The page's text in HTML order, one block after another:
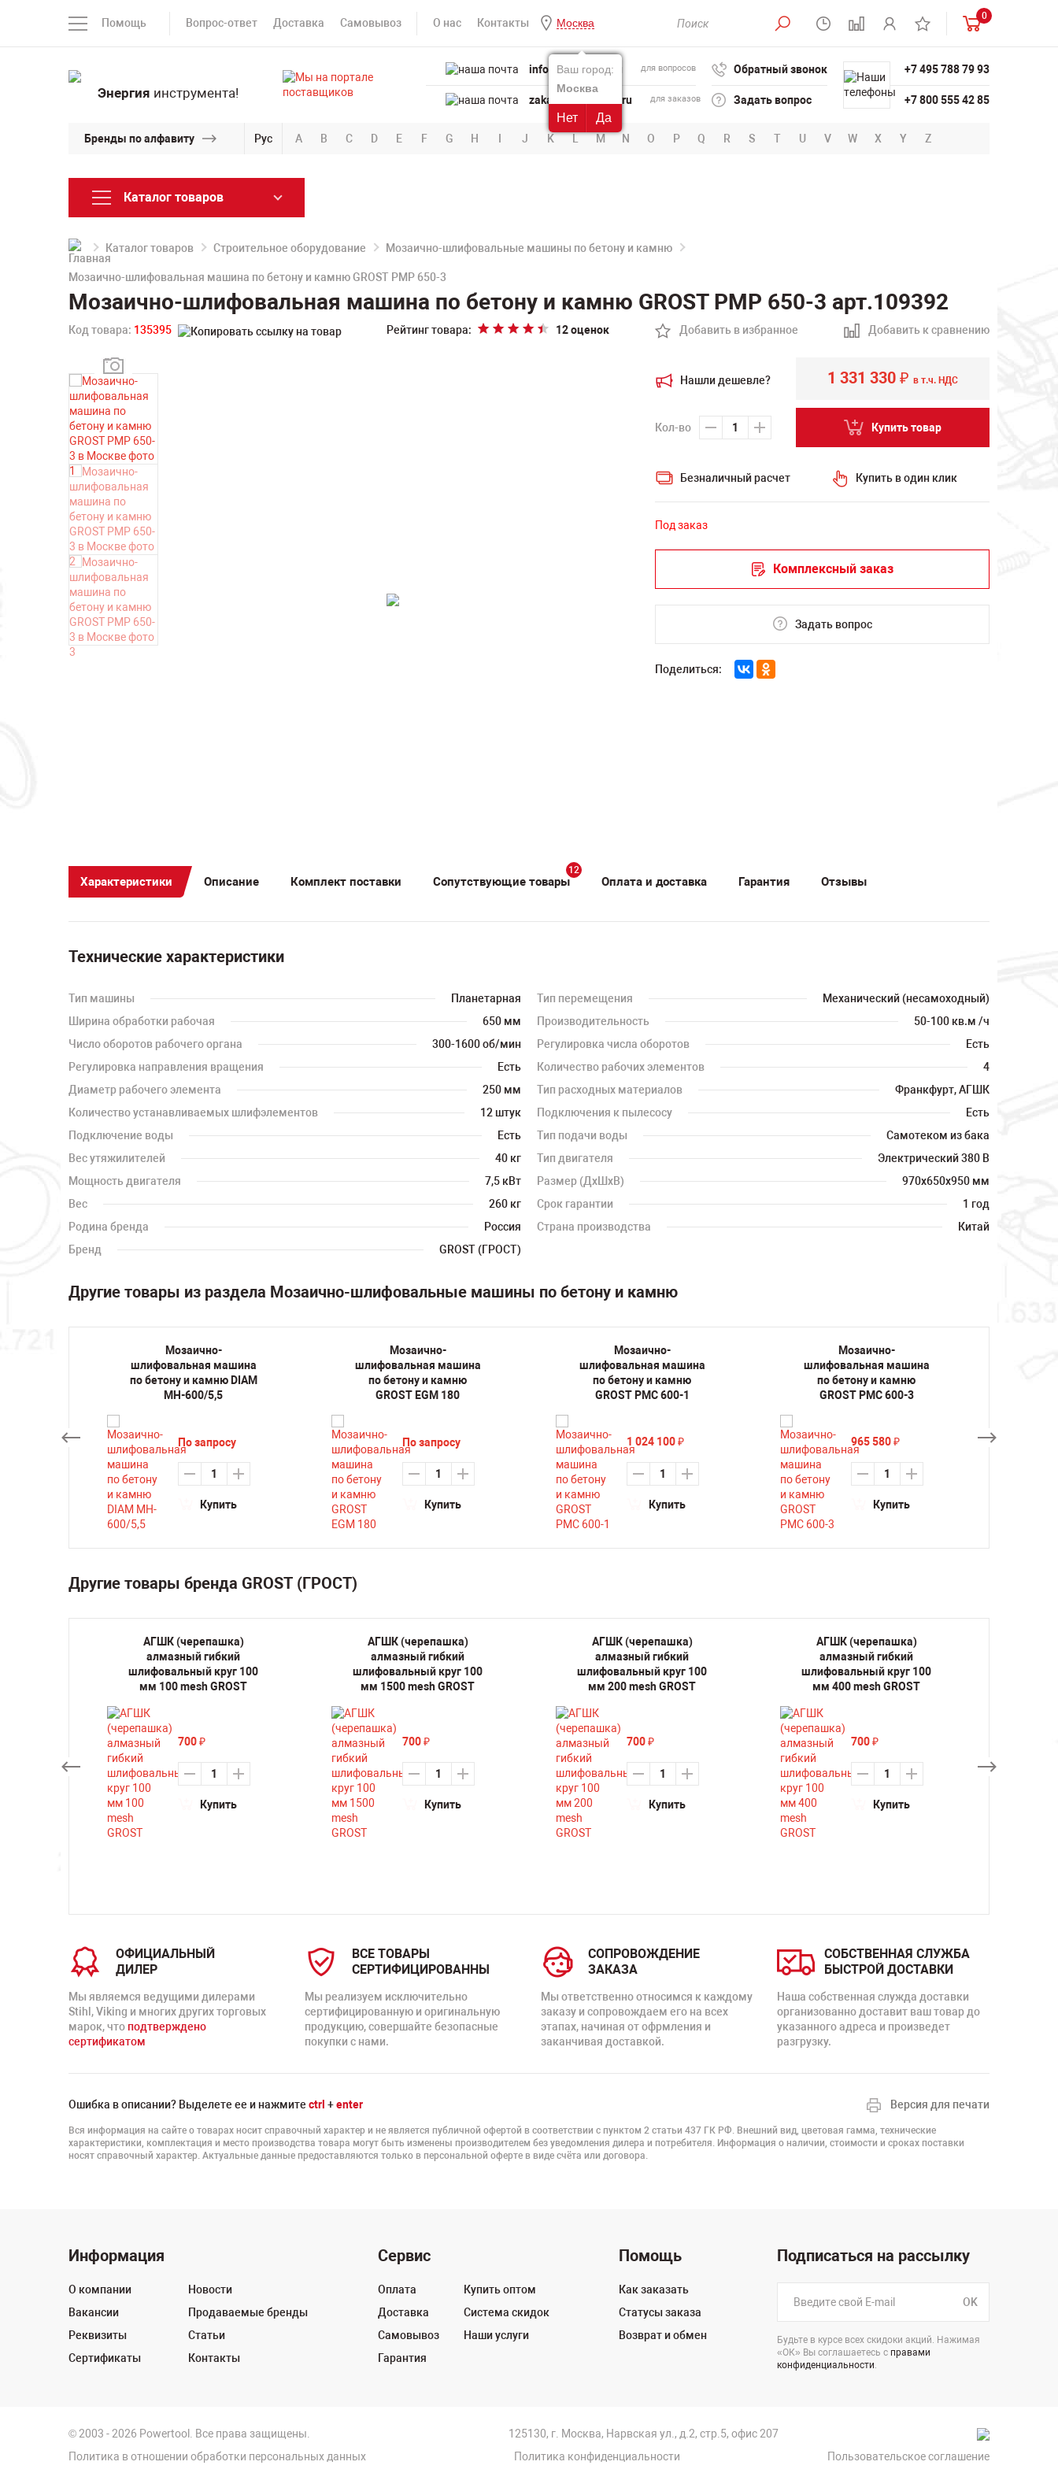
Помощь Вопрос-ответ Доставка Самовывоз О нас Контакты Москва
Ваш город:
Москва
Нет Да
0
Энергия инструмента!
info@powertool.ru для вопросов
zakaz@powertool.ru для заказов
Обратный звонок
Задать вопрос
+7 495 788 79 93
+7 800 555 42 85
Бренды по алфавиту Рус A B C D E F G H I J K L M N O P Q R S T U V W X Y Z
Каталог товаров
Каталог товаров Строительное оборудование Мозаично-шлифовальные машины по бетону и камню
Мозаично-шлифовальная машина по бетону и камню GROST PMP 650-3
Мозаично-шлифовальная машина по бетону и камню GROST PMP 650-3 арт.109392
Код товара: 135395 Рейтинг товара: 12 оценок Добавить в избранное Добавить к сравнению
Нашли дешевле?
Кол-во
1 331 330 ₽ в т.ч. НДС
Купить товар
Безналичный расчет Купить в один клик
Под заказ
Комплексный заказ
Задать вопрос
Поделиться:
Характеристики Описание Комплект поставки Сопутствующие товары
12
Оплата и доставка Гарантия Отзывы
Технические характеристики
Тип машины Планетарная Тип перемещения
Механический (несамоходный)
Ширина обработки рабочая
650 мм Производительность
50-100 кв.м /ч
Число оборотов рабочего органа
300-1600 об/мин Регулировка числа оборотов
Есть
Регулировка направления вращения
Есть Количество рабочих элементов
4
Диаметр рабочего элемента
250 мм Тип расходных материалов
Франкфурт, АГШК
Количество устанавливаемых шлифэлементов
12 штук Подключения к пылесосу
Есть
Подключение воды
Есть Тип подачи воды
Самотеком из бака
Вес утяжилителей
40 кг Тип двигателя
Электрический 380 В
Мощность двигателя
7,5 кВт Размер (ДхШхВ)
970х650х950 мм
Вес
260 кг Срок гарантии
1 год
Родина бренда
Россия Страна производства
Китай
Бренд
GROST (ГРОСТ)
Другие товары из раздела Мозаично-шлифовальные машины по бетону и камню
Мозаично-
шлифовальная машина
по бетону и камню DIAM
MH-600/5,5
По запросу
Купить
Мозаично-
шлифовальная машина
по бетону и камню
GROST EGM 180
По запросу
Купить
Мозаично-
шлифовальная машина
по бетону и камню
GROST PMC 600-1
1 024 100 ₽
Купить
Мозаично-
шлифовальная машина
по бетону и камню
GROST PMC 600-3
965 580 ₽
Купить
Другие товары бренда GROST (ГРОСТ)
АГШК (черепашка)
алмазный гибкий
шлифовальный круг 100
мм 100 mesh GROST
700 ₽
Купить
АГШК (черепашка)
алмазный гибкий
шлифовальный круг 100
мм 1500 mesh GROST
700 ₽
Купить
АГШК (черепашка)
алмазный гибкий
шлифовальный круг 100
мм 200 mesh GROST
700 ₽
Купить
АГШК (черепашка)
алмазный гибкий
шлифовальный круг 100
мм 400 mesh GROST
700 ₽
Купить
ОФИЦИАЛЬНЫЙ
ДИЛЕР
Мы являемся ведущими дилерами
Stihl, Viking и многих других торговых
марок, что подтверждено
сертификатом
ВСЕ ТОВАРЫ
СЕРТИФИЦИРОВАННЫ
Мы реализуем исключительно
сертифицированную и оригинальную
продукцию, совершайте безопасные
покупки с нами.
СОПРОВОЖДЕНИЕ
ЗАКАЗА
Мы ответственно относимся к каждому
заказу и сопровождаем его на всех
этапах, начиная от офрмления и
заканчивая доставкой.
СОБСТВЕННАЯ СЛУЖБА
БЫСТРОЙ ДОСТАВКИ
Наша собственная служда доставки
организованно доставит ваш товар до
указанного адреса и произведет
разгрузку.
Ошибка в описании? Выделете ее и нажмите ctrl +enter Версия для печати
Вся информация на сайте о товарах носит справочный характер и не является публичной офертой в соответствии с пунктом 2 статьи 437 ГК РФ. Внешний вид, цветовая гамма, технические
характеристики, комплектация и место производства товара могут быть изменены производителем без уведомления дилера и потребителя. Информация о наличии, стоимости и сроках поставки
носят справочный характер. Актуальные данные предоставляются только в персональной оферте в виде счёта или договора.
Информация
О компании
Вакансии
Реквизиты
Сертификаты
Новости
Продаваемые бренды
Статьи
Контакты
Сервис
Оплата
Доставка
Самовывоз
Гарантия
Купить оптом
Система скидок
Наши услуги
Помощь
Как заказать
Статусы заказа
Возврат и обмен
Подписаться на рассылку
OK
Будьте в курсе всех скидоки акций. Нажимая
«ОК» Вы соглашаетесь с правами
конфиденциальности.
© 2003 - 2026 Powertool. Все права защищены.
125130, г. Москва, Нарвская ул., д.2, стр.5, офис 207
Политика в отношении обработки персональных данных
Политика конфиденциальности Пользовательское соглашение